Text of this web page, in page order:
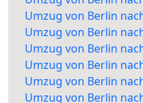
Umzug von Berlin
Umzug von Berlin
Umzug von Berlin
Umzug von Berlin
Umzug von Berlin
Umzug von Berlin